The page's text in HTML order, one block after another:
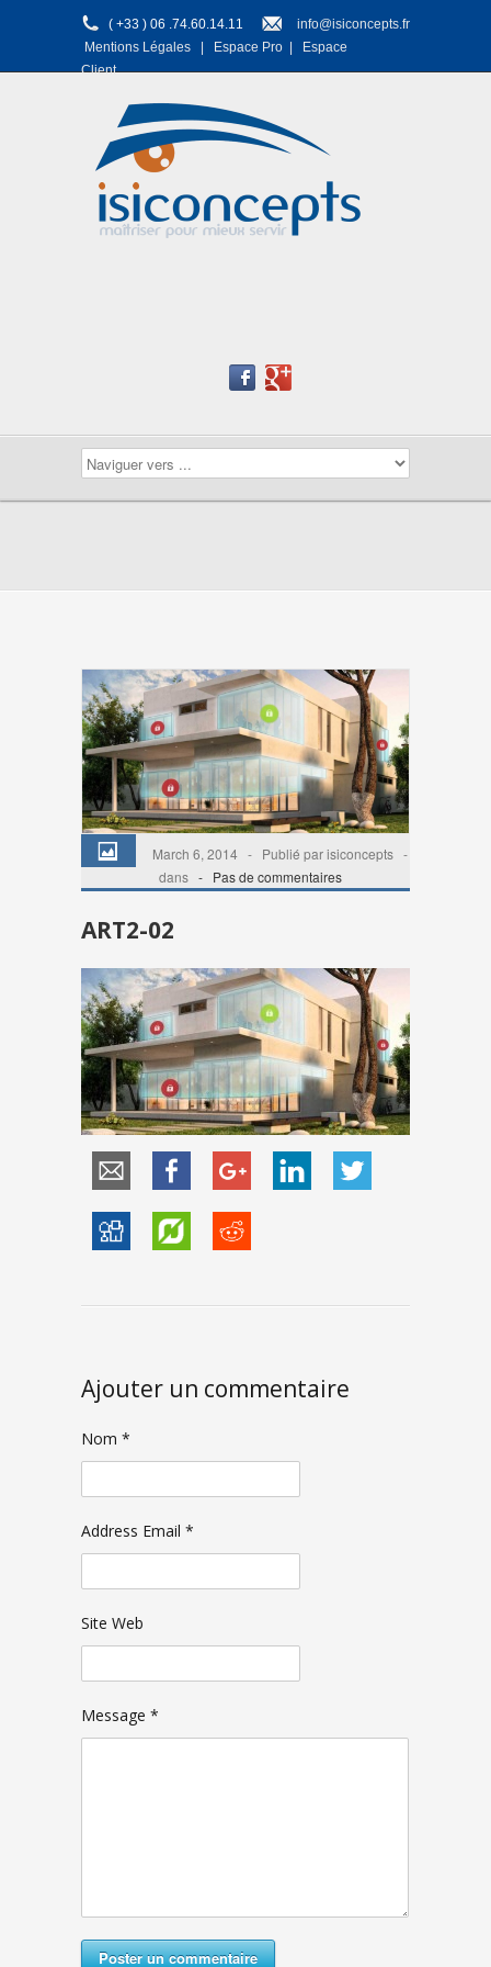
( +33 ) 06 .74.60.14.11
info@isiconcepts.fr
Mentions Légales
Espace Pro
Espace
Client
March 6, 2014 - Publié par isiconcepts -
dans - Pas de commentaires
ART2-02
Ajouter un commentaire
Nom *
Address Email *
Site Web
Message *
Poster un commentaire